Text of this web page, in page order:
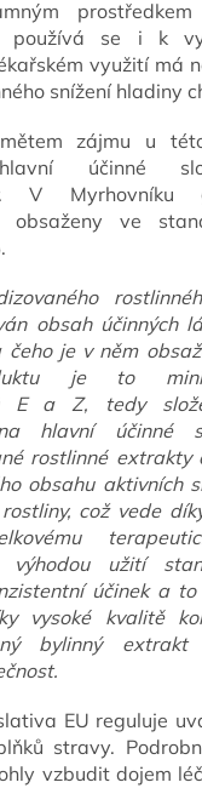
používá se i k
využití má
snížení hladiny
zájmu u
účinné
V Myrhovníku
obsaženy ve
obsah účinných
čeho je v něm
je to
E a Z, tedy
hlavní účinné
rostlinné extrakty
obsahu aktivních
což vede
výhodou užití
účinek a to
vysoké kvalitě
bylinný
EU reguluje
stravy.
vzbudit dojem